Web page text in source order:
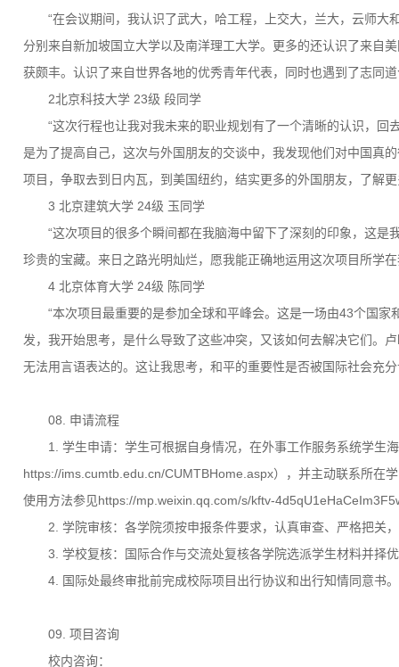
“在会议期间，我认识了武大，哈工程，上交大，兰大，云师
分别来自新加坡国立大学以及南洋理工大学。更多的还认识了来
获颇丰。认识了来自世界各地的优秀青年代表，同时也遇到了志同道
2北京科技大学 23级 段同学
“这次行程也让我对我未来的职业规划有了一个清晰的认识，
是为了提高自己，这次与外国朋友的交谈中，我发现他们对中国真
项目，争取去到日内瓦，到美国纽约，结实更多的外国朋友，了解
3 北京建筑大学 24级 玉同学
“这次项目的很多个瞬间都在我脑海中留下了深刻的印象，这
珍贵的宝藏。来日之路光明灿烂，愿我能正确地运用这次项目所学
4 北京体育大学 24级 陈同学
“本次项目最重要的是参加全球和平峰会。这是一场由43个国
发，我开始思考，是什么导致了这些冲突，又该如何去解决它们。
无法用言语表达的。这让我思考，和平的重要性是否被国际社会充
08. 申请流程
1. 学生申请：学生可根据自身情况，在外事工作服务系统学生
https://ims.cumtb.edu.cn/CUMTBHome.aspx），并主动联系所在
使用方法参见https://mp.weixin.qq.com/s/kftv-
2. 学院审核：各学院须按申报条件要求，认真审查、严格把关
3. 学校复核：国际合作与交流处复核各学院选派学生材料并择
4. 国际处最终审批前完成校际项目出行协议和出行知情同意书。
09. 项目咨询
校内咨询：